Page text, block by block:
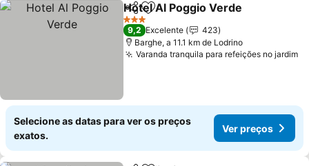
PartilharAdicionar aos favoritos
Hotel Al Poggio Verde
3 Estrelas
9,2 Excelente
423
Barghe, a 11.1 km de Lodrino
Varanda tranquila para refeições no jardim
Selecione as datas para ver os preços
exatos.
Ver preços